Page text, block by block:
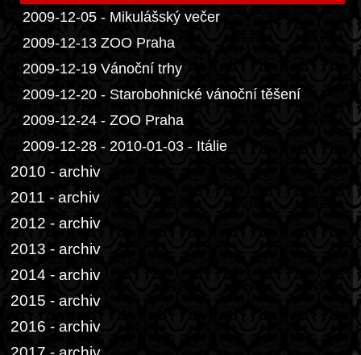
2009-12-05 - Mikulášský večer
2009-12-13 ZOO Praha
2009-12-19 Vánoční trhy
2009-12-20 - Starobohnické vánoční těšení
2009-12-24 - ZOO Praha
2009-12-28 - 2010-01-03 - Itálie
2010 - archiv
2011 - archiv
2012 - archiv
2013 - archiv
2014 - archiv
2015 - archiv
2016 - archiv